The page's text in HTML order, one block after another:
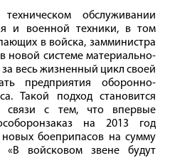
обслуживании
и военной техники, в том
в войска, замминистра
новой системе материально-
весь жизненный цикл своей
предприятия оборонно-
Такой подход становится
связи с тем, что впервые
на 2013 год
новых боеприпасов на сумму
войсковом звене будут